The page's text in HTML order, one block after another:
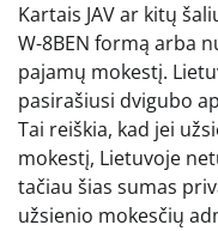
Kartais JAV ar kitų
W-8BEN formą arba
pajamų mokestį.
pasirašiusi dvigubo
Tai reiškia, kad jei
mokestį, Lietuvoje
tačiau šias sumas
užsienio mokesčių